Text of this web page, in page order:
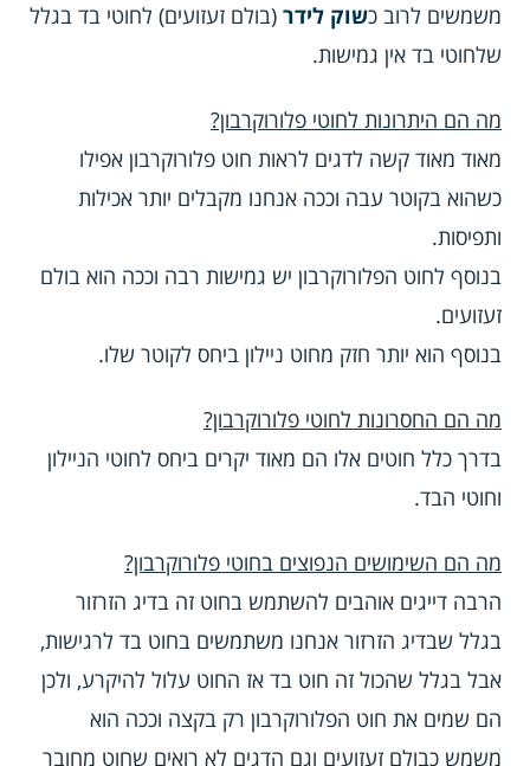
משמשים לרוב כשוק לידר (בולם זעזועים) לחוטי בד בגלל
שלחוטי בד אין גמישות.
מה הם היתרונות לחוטי פלורוקרבון?
מאוד מאוד קשה לדגים לראות חוט פלורוקרבון אפילו
כשהוא בקוטר עבה וככה אנחנו מקבלים יותר אכילות
ותפיסות.
בנוסף לחוט הפלורוקרבון יש גמישות רבה וככה הוא בולם
זעזועים.
בנוסף הוא יותר חזק מחוט ניילון ביחס לקוטר שלו.
מה הם החסרונות לחוטי פלורוקרבון?
בדרך כלל חוטים אלו הם מאוד יקרים ביחס לחוטי הניילון
וחוטי הבד.
מה הם השימושים הנפוצים בחוטי פלורוקרבון?
הרבה דייגים אוהבים להשתמש בחוט זה בדיג הזרזור
בגלל שבדיג הזרזור אנחנו משתמשים בחוט בד לרגישות,
אבל בגלל שהכול זה חוט בד אז החוט עלול להיקרע, ולכן
הם שמים את חוט הפלורוקרבון רק בקצה וככה הוא
משמש כבולם זעזועים וגם הדגים לא רואים שחוט מחובר